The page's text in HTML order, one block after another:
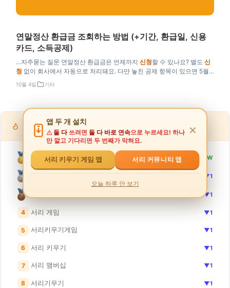
연말정산 환급금 조회하는 방법 (+기간, 환급일, 신용
카드, 소득공제)
…자주묻는 질문 연말정산 환급금은 언제까지 신청할 수 있나요? 별도 신
청 없이 회사에서 자동으로 처리돼요. 다만 놓친 공제 항목이 있으면 5월
에 종합소득세 신고할 때 다시 정산할 수 있거든요. 저도 작년에 빠뜨린 의
료비를 5월에 추가로 신고해서 환급받았어요. 중도퇴사자는…
10월 4일 기타
인기 검색어
근로장려금 신청 NEW
서리키우기 ▼1
서리 ▼1
4 서리 게임 ▼1
5 서리키우기게임 ▼1
6 서리 키우기 ▼1
7 서리 맴버십 ▼1
8 서리기우기 ▼1
앱 두 개 설치
둘 다쓰려면 둘 다 바로 연속으로 누르세요! 하나
만 깔고 기다리면 두 번째가 막혀요.
✕
서리 키우기 게임 앱 서리 커뮤니티 앱
오늘 하루 안 보기